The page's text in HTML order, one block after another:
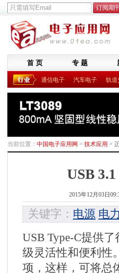
首 页 专 题
通信电子 汽车电子 轨道
当前位置： 中国电子应用网 > 技术应用 >
USB
2015年12月03日
关键字： 电源 电力
USB Type-C提供
级灵活性和便利性
项，这样，可将总